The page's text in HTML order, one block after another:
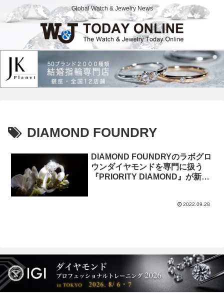
Global Watch & Jewelry News
DIAMOND FOUNDRY
DIAMOND FOUNDRYのラボグロ
ウンダイヤモンドを専門に扱う
『PRIORITY DIAMOND』が新デ
2022.09.28